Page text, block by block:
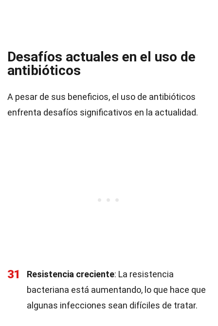
Desafíos actuales en el uso de
antibióticos
A pesar de sus beneficios, el uso de antibióticos
enfrenta desafíos significativos en la actualidad.
31 Resistencia creciente: La resistencia
bacteriana está aumentando, lo que hace que
algunas infecciones sean difíciles de tratar.